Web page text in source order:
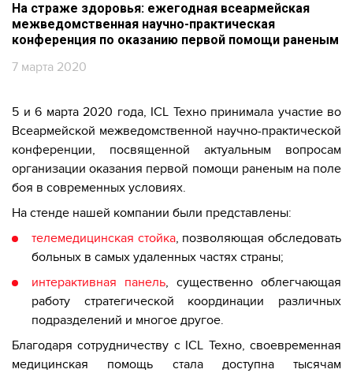
На страже здоровья: ежегодная всеармейская
межведомственная научно-практическая
конференция по оказанию первой помощи раненым
7 марта 2020
5 и 6 марта 2020 года, ICL Техно принимала участие во
Всеармейской межведомственной научно-практической
конференции, посвященной актуальным вопросам
организации оказания первой помощи раненым на поле
боя в современных условиях.
На стенде нашей компании были представлены:
телемедицинская стойка, позволяющая обследовать
больных в самых удаленных частях страны;
интерактивная панель, существенно облегчающая
работу стратегической координации различных
подразделений и многое другое.
Благодаря сотрудничеству с ICL Техно, своевременная
медицинская помощь стала доступна тысячам